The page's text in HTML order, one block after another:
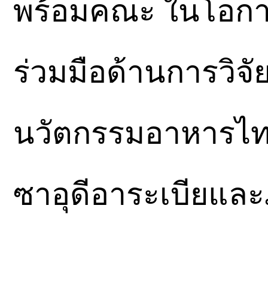
พร้อมคณะ ในโอก
ร่วมมือด้านการวิ
นวัตกรรมอาหารไ
ซาอุดีอาระเบียแล